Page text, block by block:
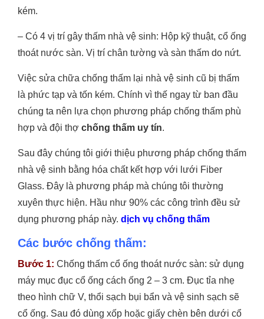
kém.
– Có 4 vị trí gây thấm nhà vệ sinh: Hộp kỹ thuật, cổ ống
thoát nước sàn. Vị trí chân tường và sàn thấm do nứt.
Việc sửa chữa chống thấm lại nhà vệ sinh cũ bị thấm
là phức tạp và tốn kém. Chính vì thế ngay từ ban đầu
chúng ta nên lựa chọn phương pháp chống thấm phù
hợp và đội thợ chống thấm uy tín.
Sau đây chúng tôi giới thiệu phương pháp chống thấm
nhà vệ sinh bằng hóa chất kết hợp với lưới Fiber
Glass. Đây là phương pháp mà chúng tôi thường
xuyên thực hiện. Hầu như 90% các công trình đều sử
dụng phương pháp này. dịch vụ chống thấm
Các bước chống thấm:
Bước 1: Chống thấm cổ ống thoát nước sàn: sử dụng
máy mục đục cổ ống cách ống 2 – 3 cm. Đục tỉa nhẹ
theo hình chữ V, thổi sạch bụi bẩn và vệ sinh sạch sẽ
cổ ống. Sau đó dùng xốp hoặc giấy chèn bên dưới cổ